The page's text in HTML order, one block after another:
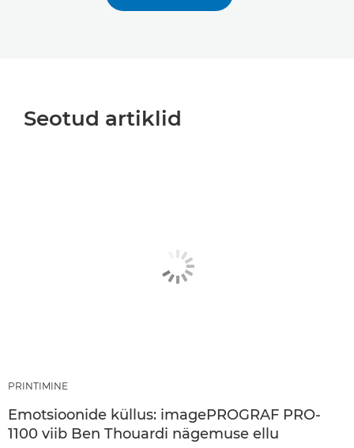
Seotud artiklid
PRINTIMINE
Emotsioonide küllus: imagePROGRAF PRO-
1100 viib Ben Thouardi nägemuse ellu